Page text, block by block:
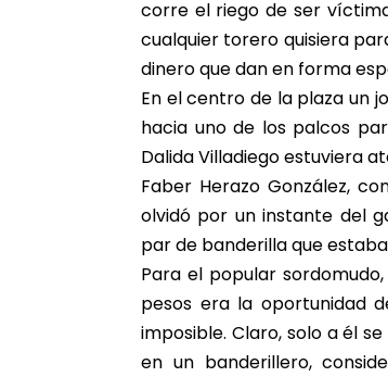
corre el riego de ser
cualquier torero quisiera
dinero que dan en forma
En el centro de la plaza un
hacia uno de los palcos
Dalida Villadiego estuviera
Faber Herazo González,
olvidó por un instante del
par de banderilla que
Para el popular
pesos era la oportunidad
imposible. Claro, solo a él
en un banderillero,